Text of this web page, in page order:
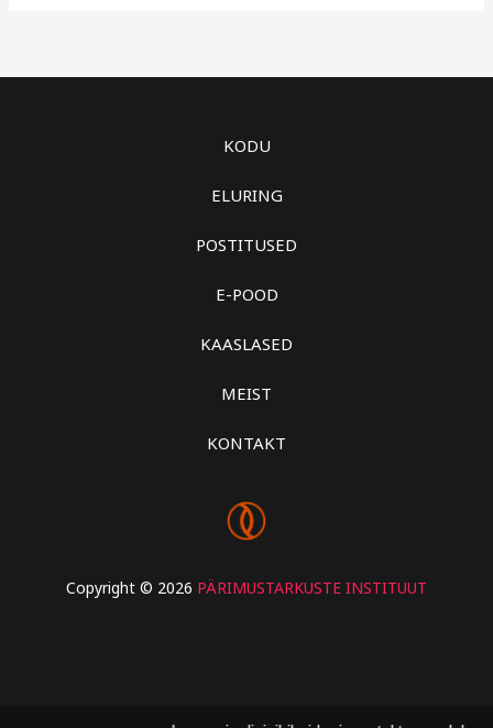
KODU
ELURING
POSTITUSED
E-POOD
KAASLASED
MEIST
KONTAKT
Copyright © 2026 PÄRIMUSTARKUSTE INSTITUUT